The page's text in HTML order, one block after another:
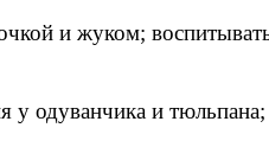
и жуком;
у одуванчика и тюльпана;